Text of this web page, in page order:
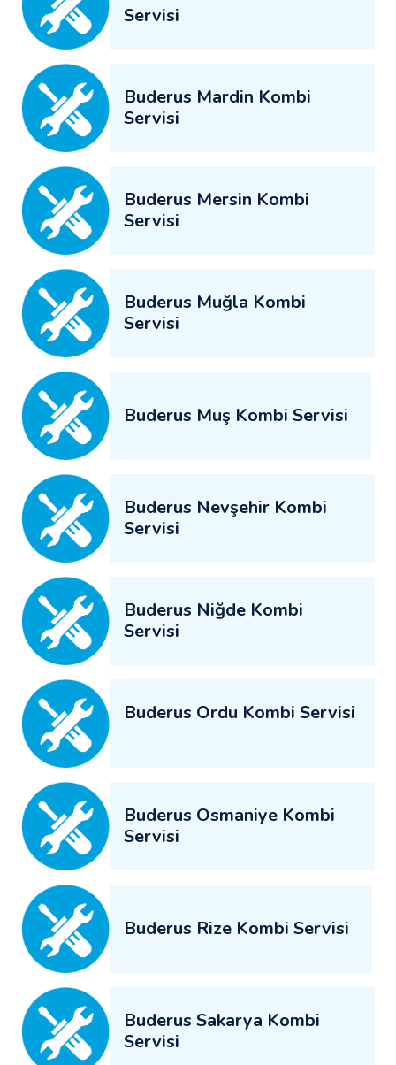
Servisi
Buderus Mardin Kombi
Servisi
Buderus Mersin Kombi
Servisi
Buderus Muğla Kombi
Servisi
Buderus Muş Kombi Servisi
Buderus Nevşehir Kombi
Servisi
Buderus Niğde Kombi
Servisi
Buderus Ordu Kombi Servisi
Buderus Osmaniye Kombi
Servisi
Buderus Rize Kombi Servisi
Buderus Sakarya Kombi
Servisi